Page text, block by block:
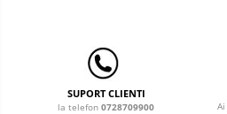
SUPORT CLIENTI
la telefon 0728709900